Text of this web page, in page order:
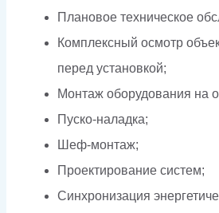
Плановое техническое
Комплексный осмотр
перед установкой;
Монтаж оборудования на
Пуско-наладка;
Шеф-монтаж;
Проектирование систем;
Синхронизация